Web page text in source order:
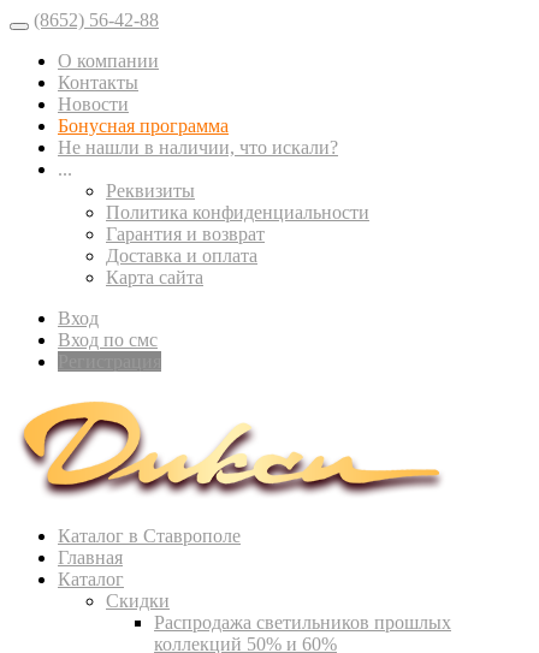
(8652) 56-42-88
О компании
Контакты
Новости
Бонусная программа
Не нашли в наличии, что искали?
...
Реквизиты
Политика конфиденциальности
Гарантия и возврат
Доставка и оплата
Карта сайта
Вход
Вход по смс
Каталог в Ставрополе
Главная
Каталог
Скидки
Распродажа светильников прошлых
коллекций 50% и 60%